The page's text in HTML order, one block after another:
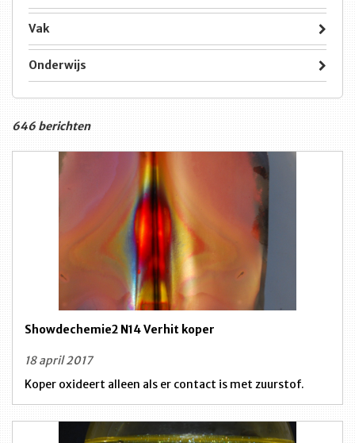
Vak
Onderwijs
646 berichten
Showdechemie2 N14 Verhit koper
18 april 2017
Koper oxideert alleen als er contact is met zuurstof.